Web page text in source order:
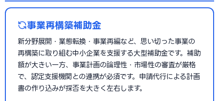
事業再構築補助金
新分野展開・業態転換・事業再編など、思い切った事業の
再構築に取り組む中小企業を支援する大型補助金です。補助
額が大きい一方、事業計画の論理性・市場性の審査が厳格
で、認定支援機関との連携が必須です。申請代行による計画
書の作り込みが採否を大きく左右します。